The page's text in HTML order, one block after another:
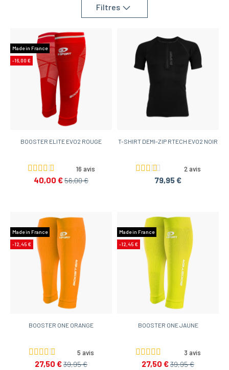
Filtres
Made in France
-16,00 €
BOOSTER ELITE EVO2 ROUGE
16 avis
40,00 €56,00 €
T-SHIRT DEMI-ZIP RTECH EVO2 NOIR
2 avis
79,95 €
Made in France
-12,45 €
BOOSTER ONE ORANGE
5 avis
27,50 €39,95 €
Made in France
-12,45 €
BOOSTER ONE JAUNE
3 avis
27,50 €39,95 €